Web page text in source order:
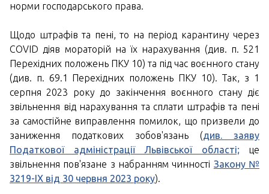
норми господарського права.
Щодо штрафів та пені, то на період карантину через
COVID діяв мораторій на їх нарахування (див. п. 521
Перехідних положень ПКУ 10) та під час воєнного стану
(див. п. 69.1 Перехідних положень ПКУ 10). Так, з 1
серпня 2023 року до закінчення воєнного стану діє
звільнення від нарахування та сплати штрафів та пені
за самостійне виправлення помилок, що призвели до
заниження податкових зобов'язань (див. заяву
Податкової адміністрації Львівської області; це
звільнення пов'язане з набранням чинності Закону №
3219-IX від 30 червня 2023 року).